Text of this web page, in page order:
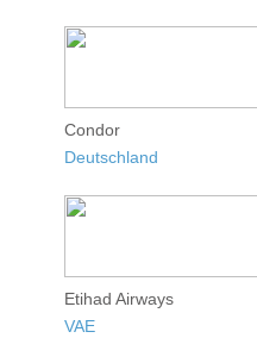
Condor
Deutschland
Etihad Airways
VAE